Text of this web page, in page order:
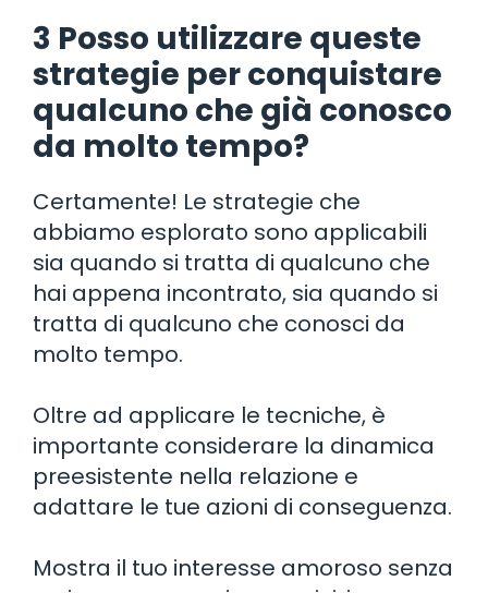
3 Posso utilizzare queste
strategie per conquistare
qualcuno che già conosco
da molto tempo?
Certamente! Le strategie che
abbiamo esplorato sono applicabili
sia quando si tratta di qualcuno che
hai appena incontrato, sia quando si
tratta di qualcuno che conosci da
molto tempo.
Oltre ad applicare le tecniche, è
importante considerare la dinamica
preesistente nella relazione e
adattare le tue azioni di conseguenza.
Mostra il tuo interesse amoroso senza